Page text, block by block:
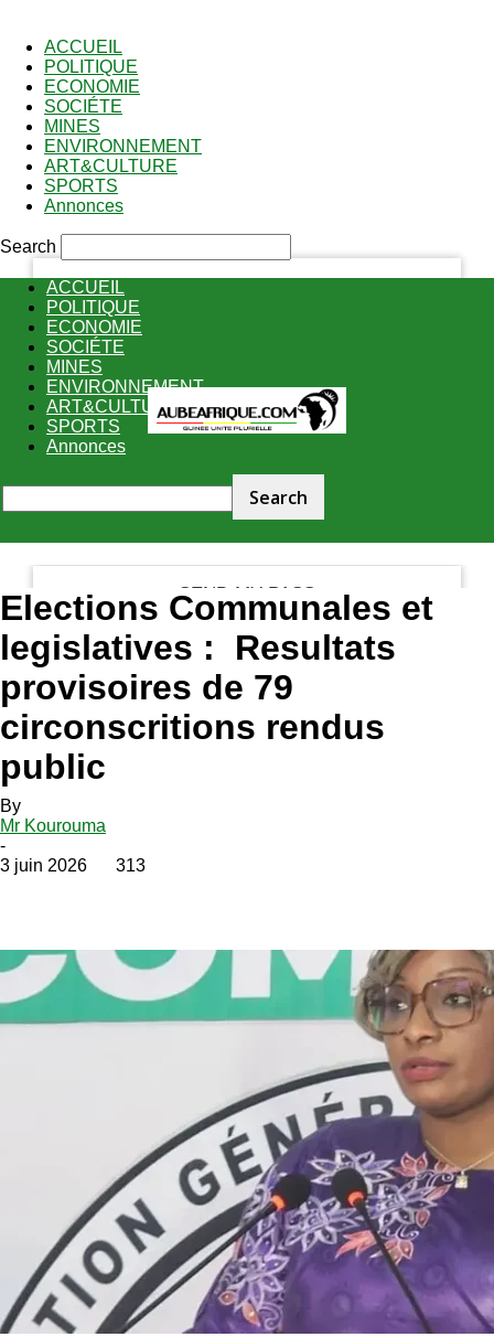
ACCUEIL
POLITIQUE
ECONOMIE
SOCIÉTE
MINES
ENVIRONNEMENT
ART&CULTURE
SPORTS
Annonces
Recover your password
your email
Search
ACCUEIL
POLITIQUE
ECONOMIE
SOCIÉTE
MINES
ENVIRONNEMENT
ART&CULTURE
SPORTS
Annonces
Elections Communales et
legislatives : Resultats
provisoires de 79
circonscritions rendus
public
By
Mr Kourouma
-
3 juin 2026
313